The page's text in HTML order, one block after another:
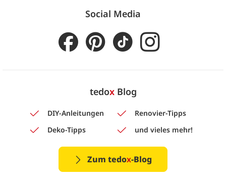
Social Media
tedoxBlog
DIY-Anleitungen
Renovier-Tipps
Deko-Tipps
und vieles mehr!
Zum tedox-Blog